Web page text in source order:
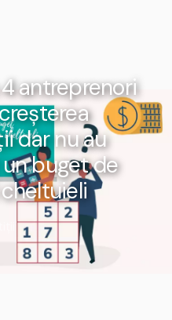
antreprenori
dar nu au
buget de